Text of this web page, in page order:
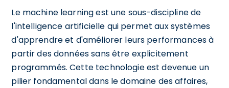
Le machine learning est une sous-discipline de
l'intelligence artificielle qui permet aux systèmes
d'apprendre et d'améliorer leurs performances à
partir des données sans être explicitement
programmés. Cette technologie est devenue un
pilier fondamental dans le domaine des affaires,